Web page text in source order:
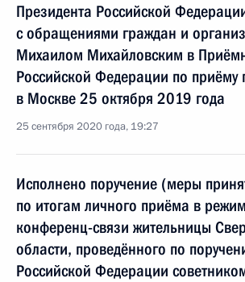
Президента Российской
с обращениями граждан и
Михаилом Михайловским в
Российской Федерации по приёму
в Москве 25 октября 2019 года
25 сентября 2020 года, 19:27
Исполнено поручение (меры
по итогам личного приёма в
конференц-связи жительницы
области, проведённого по
Российской Федерации